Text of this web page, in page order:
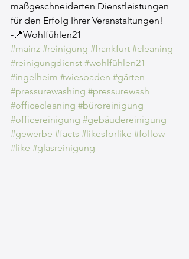
maßgeschneiderten Dienstleistungen
für den Erfolg Ihrer Veranstaltungen!
-📍Wohlfühlen21
#mainz #reinigung #frankfurt #cleaning
#reinigungdienst #wohlfühlen21
#ingelheim #wiesbaden #gärten
#pressurewashing #pressurewash
#officecleaning #büroreinigung
#officereinigung #gebäudereinigung
#gewerbe #facts #likesforlike #follow
#like #glasreinigung